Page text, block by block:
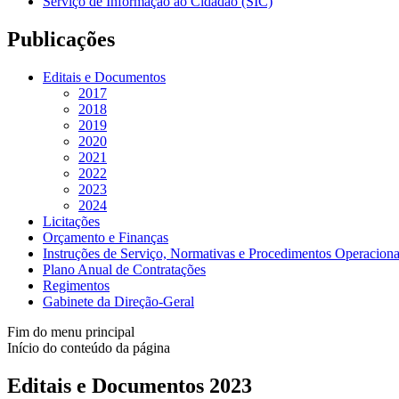
Publicações
Editais e Documentos
2017
2018
2019
2020
2021
2022
2023
2024
Licitações
Orçamento e Finanças
Instruções de Serviço, Normativas e Procedimentos
Plano Anual de Contratações
Regimentos
Gabinete da Direção-Geral
Fim do menu principal
Início do conteúdo da página
Editais e Documentos 2023